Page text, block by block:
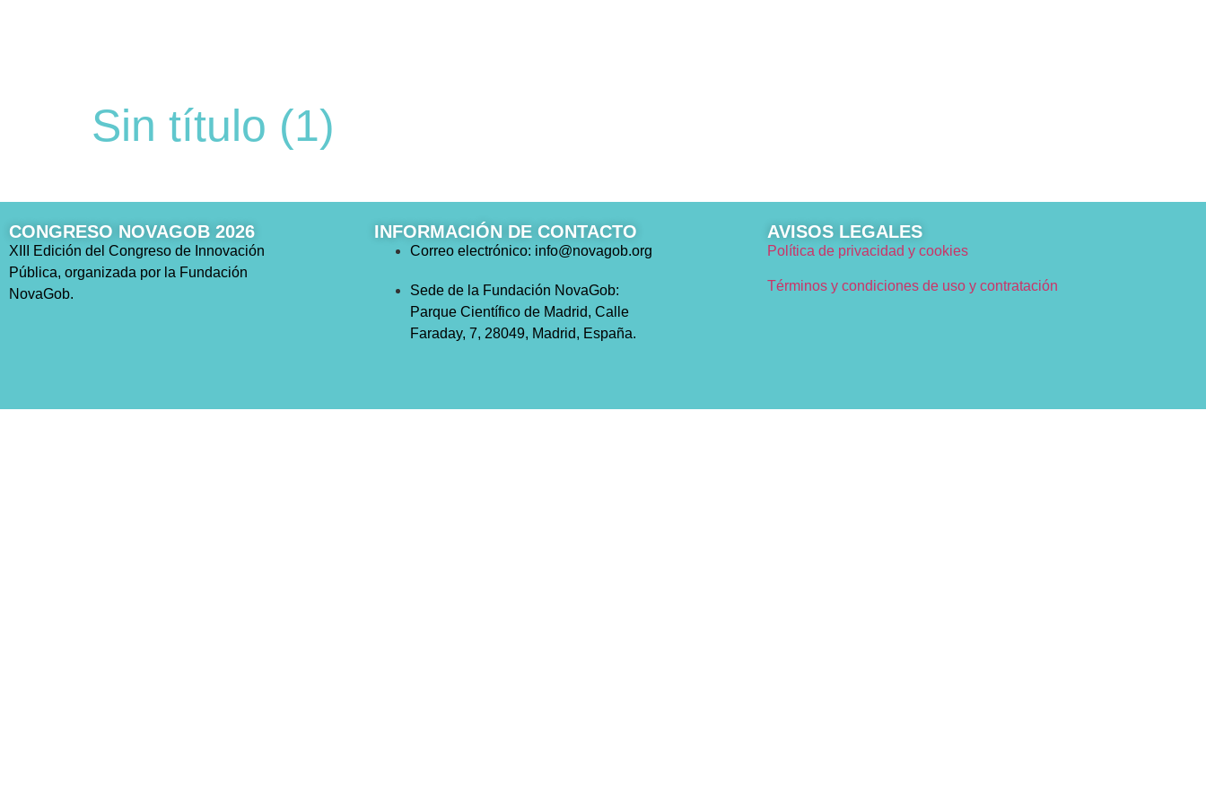
Sin título (1)
CONGRESO NOVAGOB 2026
XIII Edición del Congreso de Innovación
Pública, organizada por la Fundación
NovaGob.
INFORMACIÓN DE CONTACTO
Correo electrónico: info@novagob.org
Sede de la Fundación NovaGob:
Parque Científico de Madrid, Calle
Faraday, 7, 28049, Madrid, España.
AVISOS LEGALES
Política de privacidad y cookies
Términos y condiciones de uso y contratación